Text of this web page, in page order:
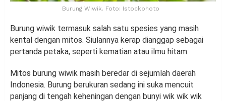
Burung Wiwik. Foto: Istockphoto
Burung wiwik termasuk salah satu spesies yang masih
kental dengan mitos. Siulannya kerap dianggap sebagai
pertanda petaka, seperti kematian atau ilmu hitam.
Mitos burung wiwik masih beredar di sejumlah daerah
Indonesia. Burung berukuran sedang ini suka mencuit
panjang di tengah keheningan dengan bunyi wik wik wik